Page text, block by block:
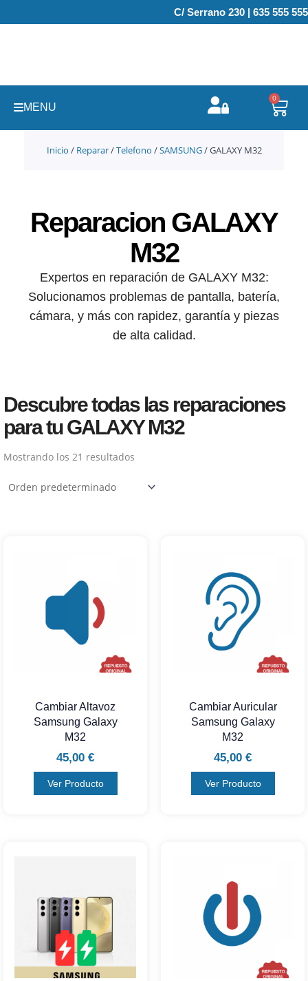
al
C/ Serrano 230 | 635 555 555
MENU
0
Inicio / Reparar/Telefono /SAMSUNG/ GALAXY M32
Reparacion GALAXY
M32
Expertos en reparación de GALAXY M32:
Solucionamos problemas de pantalla, batería,
cámara, y más con rapidez, garantía y piezas
de alta calidad.
Descubre todas las reparaciones
para tu GALAXY M32
Mostrando los 21 resultados
Cambiar Altavoz
Samsung Galaxy
M32
45,00 €
Ver Producto
Cambiar Auricular
Samsung Galaxy
M32
45,00 €
Ver Producto